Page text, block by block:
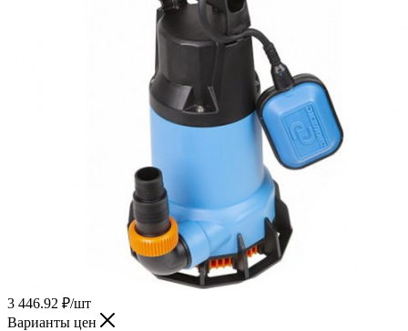
3 446.92 ₽/шт
Варианты цен